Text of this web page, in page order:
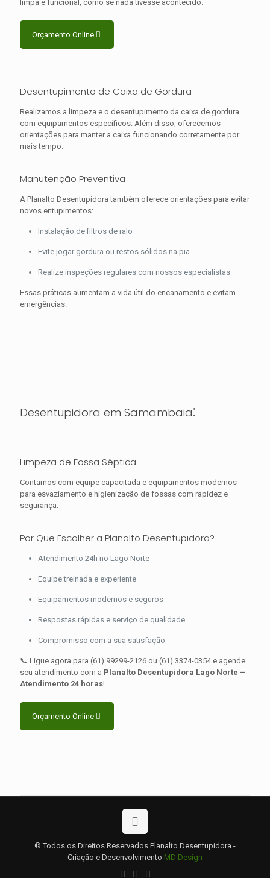
limpa e funcional, como se nada tivesse acontecido.
Orçamento Online
Desentupimento de Caixa de Gordura
Realizamos a limpeza e o desentupimento da caixa de gordura
com equipamentos específicos. Além disso, oferecemos
orientações para manter a caixa funcionando corretamente por
mais tempo.
Manutenção Preventiva
A Planalto Desentupidora também oferece orientações para evitar
novos entupimentos:
Instalação de filtros de ralo
Evite jogar gordura ou restos sólidos na pia
Realize inspeções regulares com nossos especialistas
Essas práticas aumentam a vida útil do encanamento e evitam
emergências.
Desentupidora em Samambaia:
Limpeza de Fossa Séptica
Contamos com equipe capacitada e equipamentos modernos
para esvaziamento e higienização de fossas com rapidez e
segurança.
Por Que Escolher a Planalto Desentupidora?
Atendimento 24h no Lago Norte
Equipe treinada e experiente
Equipamentos modernos e seguros
Respostas rápidas e serviço de qualidade
Compromisso com a sua satisfação
📞 Ligue agora para (61) 99299-2126 ou (61) 3374-0354 e agende
seu atendimento com a Planalto Desentupidora Lago Norte –
Atendimento 24 horas!
Orçamento Online
© Todos os Direitos Reservados Planalto Desentupidora -
Criação e Desenvolvimento MD Design